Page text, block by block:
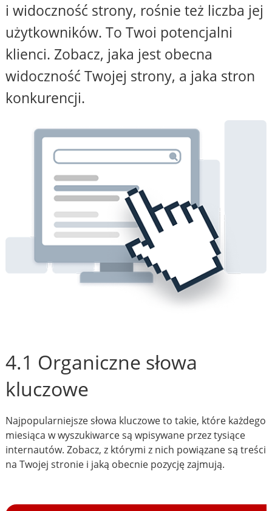
i widoczność strony, rośnie też liczba jej
użytkowników. To Twoi potencjalni
klienci. Zobacz, jaka jest obecna
widoczność Twojej strony, a jaka stron
konkurencji.
4.1 Organiczne słowa
kluczowe
Najpopularniejsze słowa kluczowe to takie, które każdego
miesiąca w wyszukiwarce są wpisywane przez tysiące
internautów. Zobacz, z którymi z nich powiązane są treści
na Twojej stronie i jaką obecnie pozycję zajmują.